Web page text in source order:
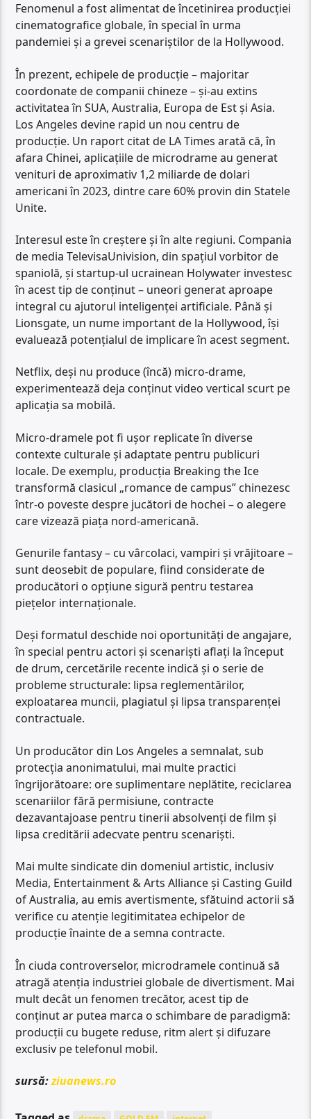
Fenomenul a fost alimentat de încetinirea producției
cinematografice globale, în special în urma
pandemiei și a grevei scenariștilor de la Hollywood.
În prezent, echipele de producție – majoritar
coordonate de companii chineze – și-au extins
activitatea în SUA, Australia, Europa de Est și Asia.
Los Angeles devine rapid un nou centru de
producție. Un raport citat de LA Times arată că, în
afara Chinei, aplicațiile de microdrame au generat
venituri de aproximativ 1,2 miliarde de dolari
americani în 2023, dintre care 60% provin din Statele
Unite.
Interesul este în creștere și în alte regiuni. Compania
de media TelevisaUnivision, din spațiul vorbitor de
spaniolă, și startup-ul ucrainean Holywater investesc
în acest tip de conținut – uneori generat aproape
integral cu ajutorul inteligenței artificiale. Până și
Lionsgate, un nume important de la Hollywood, își
evaluează potențialul de implicare în acest segment.
Netflix, deși nu produce (încă) micro-drame,
experimentează deja conținut video vertical scurt pe
aplicația sa mobilă.
Micro-dramele pot fi ușor replicate în diverse
contexte culturale și adaptate pentru publicuri
locale. De exemplu, producția Breaking the Ice
transformă clasicul „romance de campus” chinezesc
într-o poveste despre jucători de hochei – o alegere
care vizează piața nord-americană.
Genurile fantasy – cu vârcolaci, vampiri și vrăjitoare –
sunt deosebit de populare, fiind considerate de
producători o opțiune sigură pentru testarea
piețelor internaționale.
Deși formatul deschide noi oportunități de angajare,
în special pentru actori și scenariști aflați la început
de drum, cercetările recente indică și o serie de
probleme structurale: lipsa reglementărilor,
exploatarea muncii, plagiatul și lipsa transparenței
contractuale.
Un producător din Los Angeles a semnalat, sub
protecția anonimatului, mai multe practici
îngrijorătoare: ore suplimentare neplătite, reciclarea
scenariilor fără permisiune, contracte
dezavantajoase pentru tinerii absolvenți de film și
lipsa creditării adecvate pentru scenariști.
Mai multe sindicate din domeniul artistic, inclusiv
Media, Entertainment & Arts Alliance și Casting Guild
of Australia, au emis avertismente, sfătuind actorii să
verifice cu atenție legitimitatea echipelor de
producție înainte de a semna contracte.
În ciuda controverselor, microdramele continuă să
atragă atenția industriei globale de divertisment. Mai
mult decât un fenomen trecător, acest tip de
conținut ar putea marca o schimbare de paradigmă:
producții cu bugete reduse, ritm alert și difuzare
exclusiv pe telefonul mobil.
sursă:ziuanews.ro